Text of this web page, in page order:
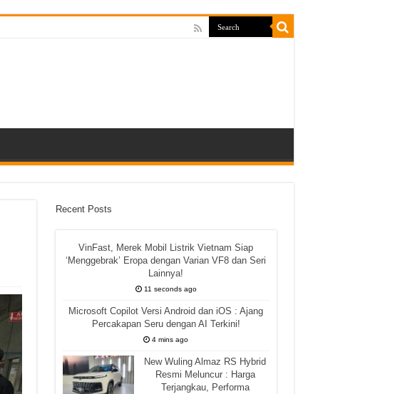
Recent Posts
VinFast, Merek Mobil Listrik Vietnam Siap
‘Menggebrak’ Eropa dengan Varian VF8 dan Seri
Lainnya!
11 seconds ago
Microsoft Copilot Versi Android dan iOS : Ajang
Percakapan Seru dengan AI Terkini!
4 mins ago
New Wuling Almaz RS Hybrid
Resmi Meluncur : Harga
Terjangkau, Performa